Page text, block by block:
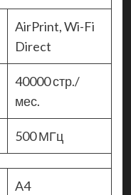
AirPrint, Wi-Fi
Direct
40000 стр./
мес.
500 МГц
A4